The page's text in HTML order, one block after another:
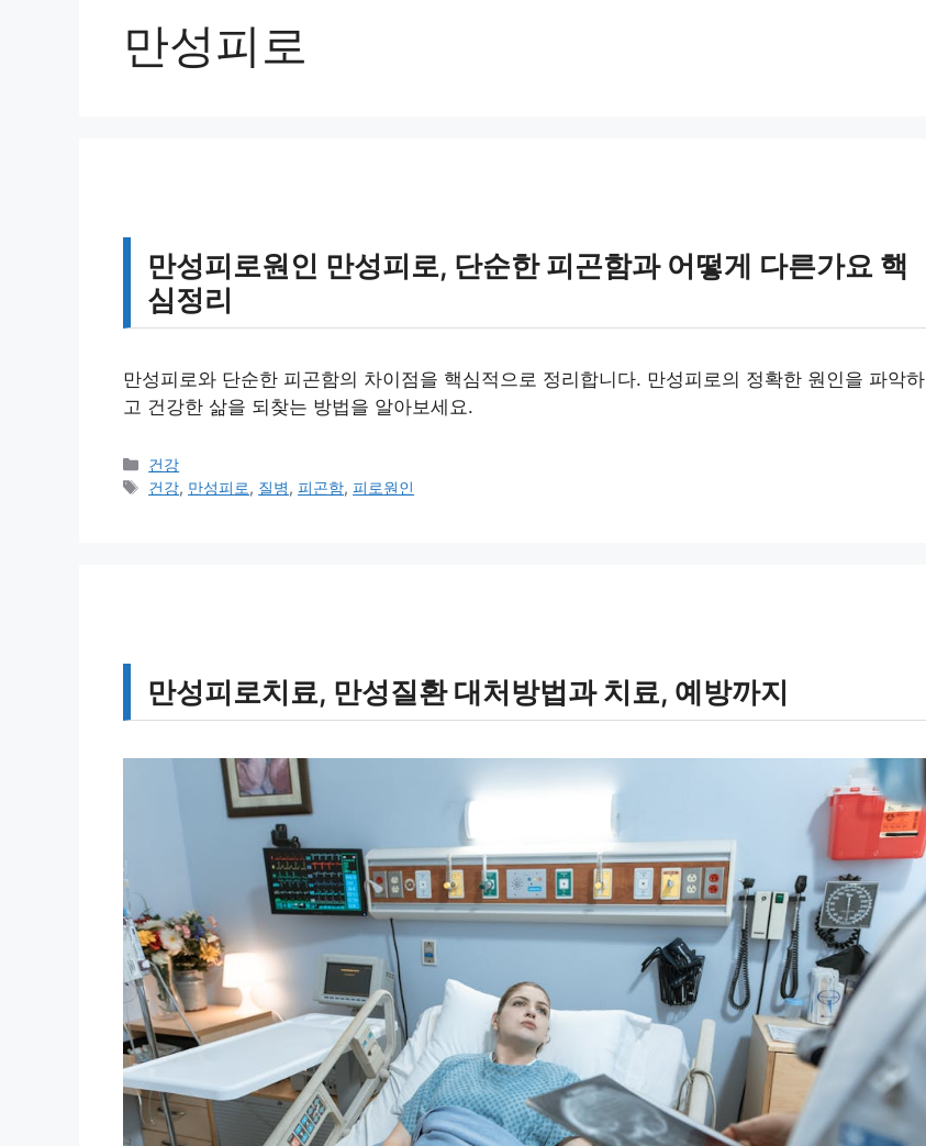
만성피로
만성피로원인 만성피로, 단순한 피곤함과 어떻게 다른가요 핵
심정리
만성피로와 단순한 피곤함의 차이점을 핵심적으로 정리합니다. 만성피로의 정확한 원인을 파악하
고 건강한 삶을 되찾는 방법을 알아보세요.
카
테
건강
태
건강, 만성피로, 질병,피곤함,피로원인
만성피로치료, 만성질환 대처방법과 치료, 예방까지